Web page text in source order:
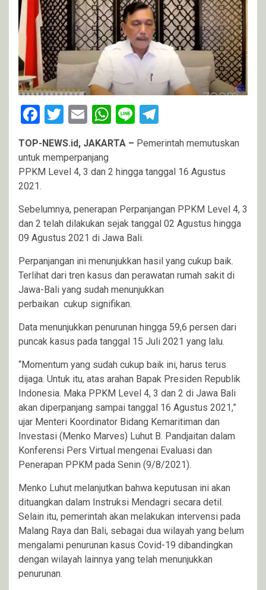
Facebook
Twitter
EmailWhatsApp
Line
TOP-NEWS.id, JAKARTA – Pemerintah memutuskan
untuk memperpanjang
PPKM Level 4, 3 dan 2 hingga tanggal 16 Agustus
2021.
Sebelumnya, penerapan Perpanjangan PPKM Level 4, 3
dan 2 telah dilakukan sejak tanggal 02 Agustus hingga
09 Agustus 2021 di Jawa Bali.
Perpanjangan ini menunjukkan hasil yang cukup baik.
Terlihat dari tren kasus dan perawatan rumah sakit di
Jawa-Bali yang sudah menunjukkan
perbaikan cukup signifikan.
Data menunjukkan penurunan hingga 59,6 persen dari
puncak kasus pada tanggal 15 Juli 2021 yang lalu.
“Momentum yang sudah cukup baik ini, harus terus
dijaga. Untuk itu, atas arahan Bapak Presiden Republik
Indonesia. Maka PPKM Level 4, 3 dan 2 di Jawa Bali
akan diperpanjang sampai tanggal 16 Agustus 2021,”
ujar Menteri Koordinator Bidang Kemaritiman dan
Investasi (Menko Marves) Luhut B. Pandjaitan dalam
Konferensi Pers Virtual mengenai Evaluasi dan
Penerapan PPKM pada Senin (9/8/2021).
Menko Luhut melanjutkan bahwa keputusan ini akan
dituangkan dalam Instruksi Mendagri secara detil.
Selain itu, pemerintah akan melakukan intervensi pada
Malang Raya dan Bali, sebagai dua wilayah yang belum
mengalami penurunan kasus Covid-19 dibandingkan
dengan wilayah lainnya yang telah menunjukkan
penurunan.